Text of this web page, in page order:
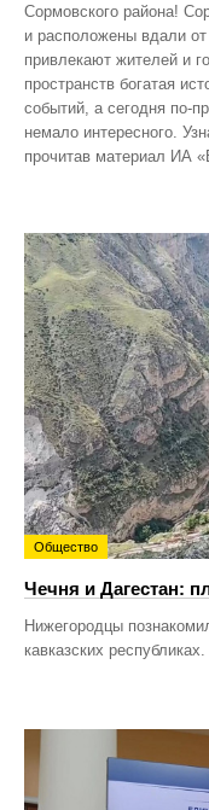
Сормовского района!
и расположены вдали
привлекают жителей и
пространств богатая
событий, а сегодня
немало интересного.
прочитав материал ИА
Общество
Чечня и Дагестан:
Нижегородцы
кавказских республиках.